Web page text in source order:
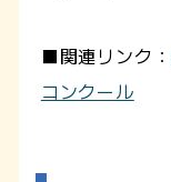
■関連リンク：
コンクール